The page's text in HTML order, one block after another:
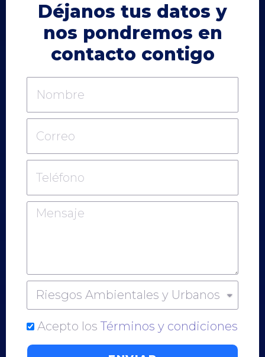
Déjanos tus datos y
nos pondremos en
contacto contigo
Acepto los Términos y condiciones